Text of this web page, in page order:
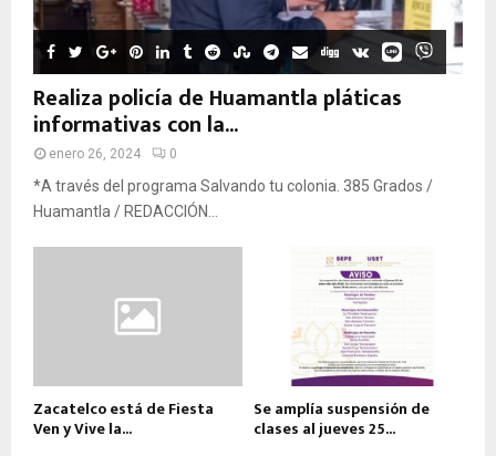
Realiza policía de Huamantla pláticas
informativas con la...
enero 26, 2024 0
*A través del programa Salvando tu colonia. 385 Grados /
Huamantla / REDACCIÓN...
Zacatelco está de Fiesta
Ven y Vive la...
Se amplía suspensión de
clases al jueves 25...